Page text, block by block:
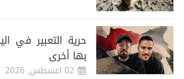
حرية التعبير في
بها أخرى
02 اغسطس, 2026